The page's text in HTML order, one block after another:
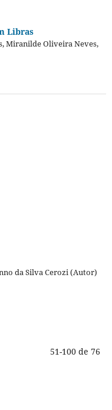
Libras
Miranilde Oliveira Neves,
da Silva Cerozi (Autor)
51-100 de 76